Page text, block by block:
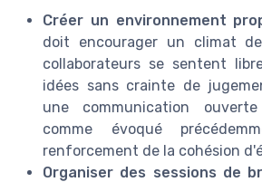
Créer un environnement
doit encourager un climat
collaborateurs se sentent
idées sans crainte de
une communication
comme évoqué
renforcement de la cohésion
Organiser des sessions de